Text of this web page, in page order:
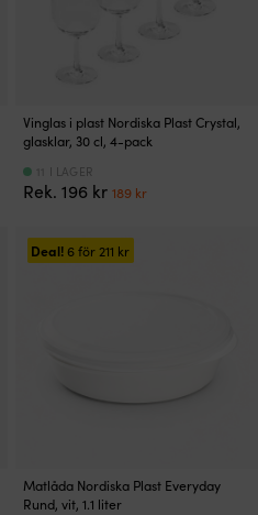
Vinglas i plast Nordiska Plast Crystal,
glasklar, 30 cl, 4-pack
Rek.196 krDet
var:
189 krDet
11 I LAGER
Deal! 6 för 211 kr
Matlåda Nordiska Plast Everyday
Rund, vit, 1.1 liter